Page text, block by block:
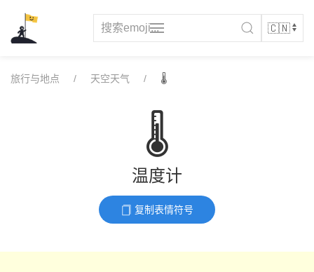
content
旅行与地点 天空天气 🌡️
🌡️
温度计
复制表情符号